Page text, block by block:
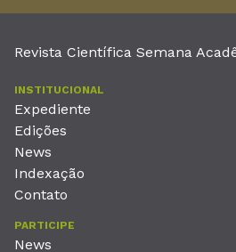
Revista Científica Semana
INSTITUCIONAL
Expediente
Edições
News
Indexação
Contato
PARTICIPE
News